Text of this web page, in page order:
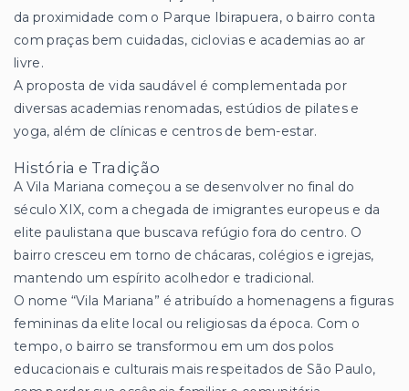
da proximidade com o Parque Ibirapuera, o bairro conta
com praças bem cuidadas, ciclovias e academias ao ar
livre.
A proposta de vida saudável é complementada por
diversas academias renomadas, estúdios de pilates e
yoga, além de clínicas e centros de bem-estar.
História e Tradição
A Vila Mariana começou a se desenvolver no final do
século XIX, com a chegada de imigrantes europeus e da
elite paulistana que buscava refúgio fora do centro. O
bairro cresceu em torno de chácaras, colégios e igrejas,
mantendo um espírito acolhedor e tradicional.
O nome “Vila Mariana” é atribuído a homenagens a figuras
femininas da elite local ou religiosas da época. Com o
tempo, o bairro se transformou em um dos polos
educacionais e culturais mais respeitados de São Paulo,